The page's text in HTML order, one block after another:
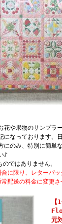
や果物のサンプラー
なっております。
のみ、特別に簡単
♪
ではありません。
限り、レターパッ
送の料金に変更さ
元